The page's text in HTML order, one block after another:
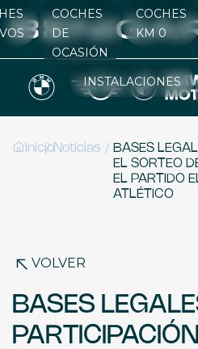
COCHES
DE
OCASIÓN
COCHES
KM 0
INSTALACIONES
Inicio
/ Noticias / BASES
EL SORTEO
EL PARTIDO
ATLÉTICO
VOLVER
BASES